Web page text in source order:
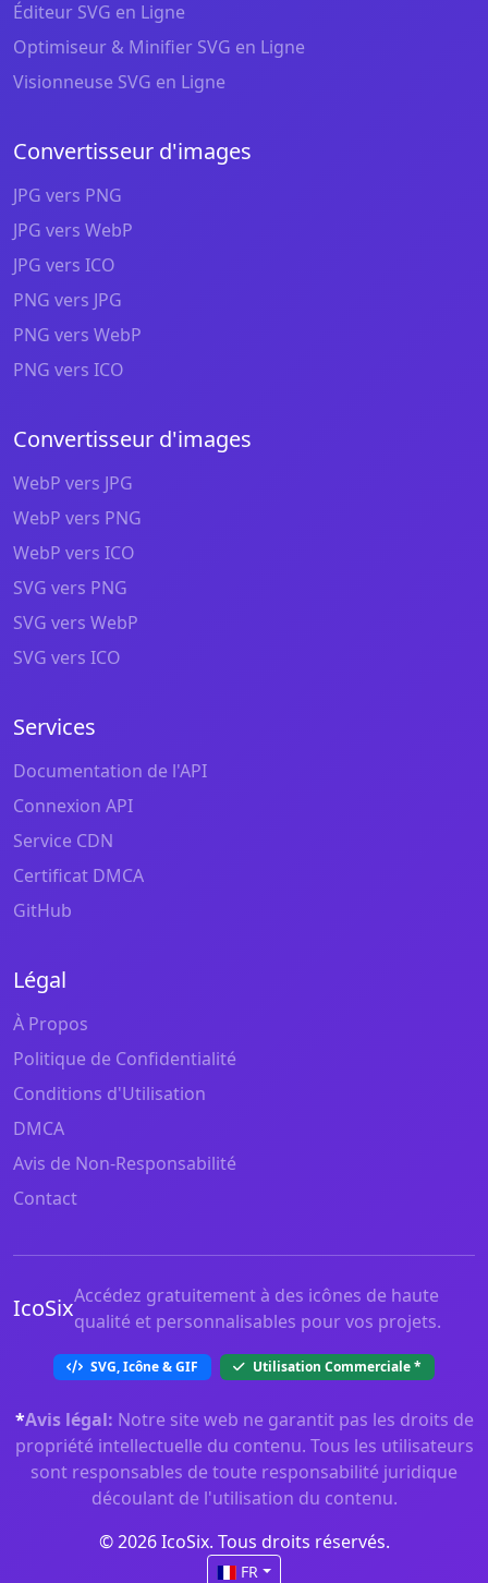
Éditeur SVG en Ligne
Optimiseur & Minifier SVG en Ligne
Visionneuse SVG en Ligne
Convertisseur d'images
JPG vers PNG
JPG vers WebP
JPG vers ICO
PNG vers JPG
PNG vers WebP
PNG vers ICO
Convertisseur d'images
WebP vers JPG
WebP vers PNG
WebP vers ICO
SVG vers PNG
SVG vers WebP
SVG vers ICO
Services
Documentation de l'API
Connexion API
Service CDN
Certificat DMCA
GitHub
Légal
À Propos
Politique de Confidentialité
Conditions d'Utilisation
DMCA
Avis de Non-Responsabilité
Contact
IcoSixAccédez gratuitement à des icônes de haute
qualité et personnalisables pour vos projets.
SVG, Icône & GIF Utilisation Commerciale*
*Avis légal: Notre site web ne garantit pas les droits de
propriété intellectuelle du contenu. Tous les utilisateurs
sont responsables de toute responsabilité juridique
découlant de l'utilisation du contenu.
© 2026 IcoSix. Tous droits réservés.
FR